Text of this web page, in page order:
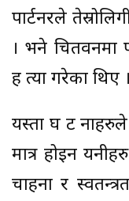
पार्टनरले
। भने चितवनमा
ह त्या गरेका थिए ।
यस्ता घ ट
मात्र होइन
चाहना र